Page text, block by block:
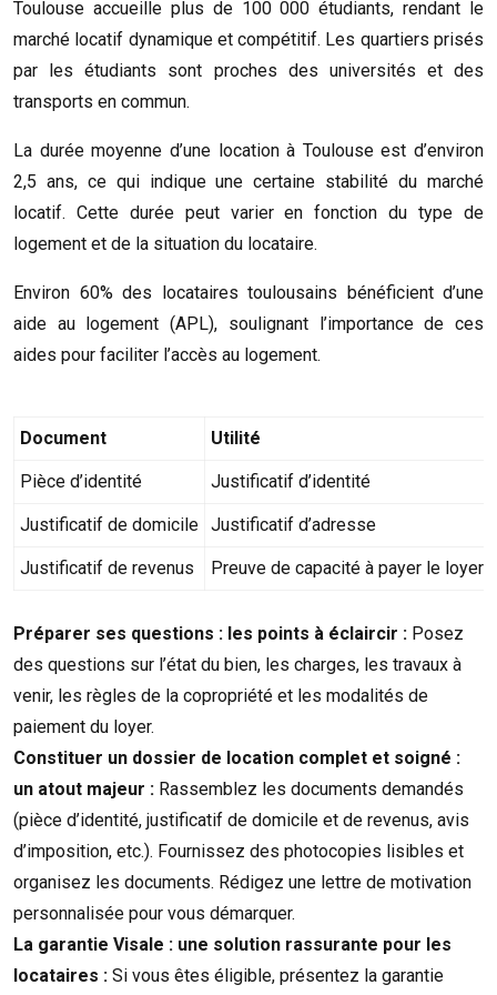
Toulouse accueille plus de 100 000 étudiants, rendant le
marché locatif dynamique et compétitif. Les quartiers prisés
par les étudiants sont proches des universités et des
transports en commun.
La durée moyenne d’une location à Toulouse est d’environ
2,5 ans, ce qui indique une certaine stabilité du marché
locatif. Cette durée peut varier en fonction du type de
logement et de la situation du locataire.
Environ 60% des locataires toulousains bénéficient d’une
aide au logement (APL), soulignant l’importance de ces
aides pour faciliter l’accès au logement.
Document Utilité
Pièce d’identité Justificatif d’identité
Justificatif de domicile Justificatif d’adresse
Justificatif de revenus Preuve de capacité à payer le loyer
Préparer ses questions : les points à éclaircir : Posez
des questions sur l’état du bien, les charges, les travaux à
venir, les règles de la copropriété et les modalités de
paiement du loyer.
Constituer un dossier de location complet et soigné :
un atout majeur : Rassemblez les documents demandés
(pièce d’identité, justificatif de domicile et de revenus, avis
d’imposition, etc.). Fournissez des photocopies lisibles et
organisez les documents. Rédigez une lettre de motivation
personnalisée pour vous démarquer.
La garantie Visale : une solution rassurante pour les
locataires : Si vous êtes éligible, présentez la garantie